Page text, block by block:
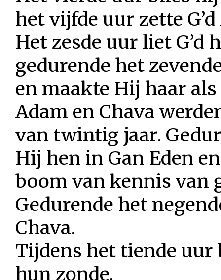
het vijfde uur zette
Het zesde uur liet G’d
gedurende het
en maakte Hij haar
Adam en Chava
van twintig jaar.
Hij hen in Gan Eden
boom van kennis van
Gedurende het
Chava.
Tijdens het tiende uur
hun zonde.